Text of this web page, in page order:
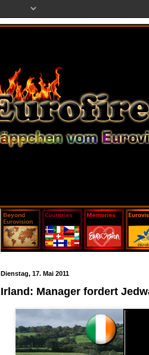
Dienstag, 17. Mai 2011
Irland: Manager fordert